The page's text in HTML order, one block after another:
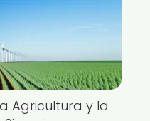
Agricultura y la